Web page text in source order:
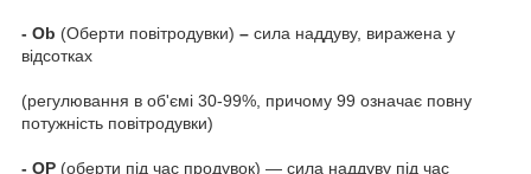
- Ob (Оберти повітродувки) – сила наддуву, виражена у
відсотках
(регулювання в об'ємі 30-99%, причому 99 означає повну
потужність повітродувки)
- ОР (оберти під час продувок) — сила наддуву під час